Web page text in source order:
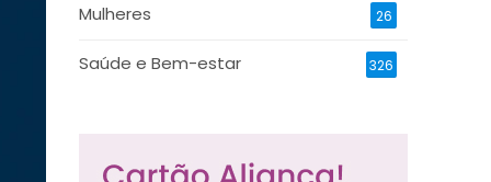
Mulheres 26
Saúde e Bem-estar 326